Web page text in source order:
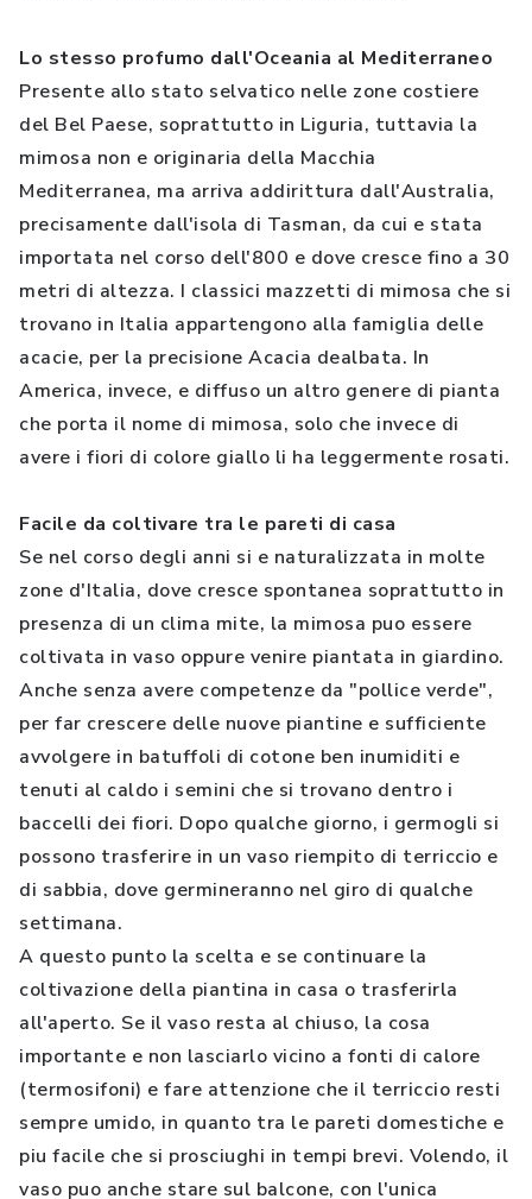
Lo stesso profumo dall'Oceania al Mediterraneo
Presente allo stato selvatico nelle zone costiere
del Bel Paese, soprattutto in Liguria, tuttavia la
mimosa non e originaria della Macchia
Mediterranea, ma arriva addirittura dall'Australia,
precisamente dall'isola di Tasman, da cui e stata
importata nel corso dell'800 e dove cresce fino a 30
metri di altezza. I classici mazzetti di mimosa che si
trovano in Italia appartengono alla famiglia delle
acacie, per la precisione Acacia dealbata. In
America, invece, e diffuso un altro genere di pianta
che porta il nome di mimosa, solo che invece di
avere i fiori di colore giallo li ha leggermente rosati.
Facile da coltivare tra le pareti di casa
Se nel corso degli anni si e naturalizzata in molte
zone d'Italia, dove cresce spontanea soprattutto in
presenza di un clima mite, la mimosa puo essere
coltivata in vaso oppure venire piantata in giardino.
Anche senza avere competenze da "pollice verde",
per far crescere delle nuove piantine e sufficiente
avvolgere in batuffoli di cotone ben inumiditi e
tenuti al caldo i semini che si trovano dentro i
baccelli dei fiori. Dopo qualche giorno, i germogli si
possono trasferire in un vaso riempito di terriccio e
di sabbia, dove germineranno nel giro di qualche
settimana.
A questo punto la scelta e se continuare la
coltivazione della piantina in casa o trasferirla
all'aperto. Se il vaso resta al chiuso, la cosa
importante e non lasciarlo vicino a fonti di calore
(termosifoni) e fare attenzione che il terriccio resti
sempre umido, in quanto tra le pareti domestiche e
piu facile che si prosciughi in tempi brevi. Volendo, il
vaso puo anche stare sul balcone, con l'unica